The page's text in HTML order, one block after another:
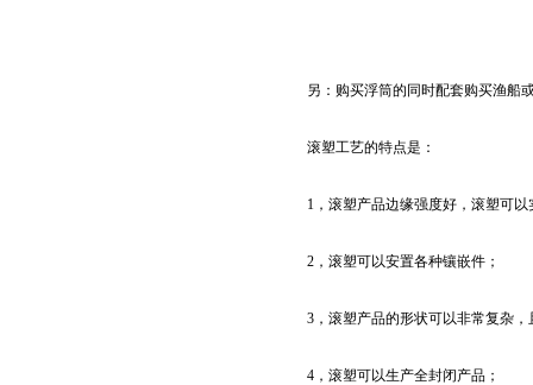
另：购买浮筒的同时配套购买渔船
滚塑工艺的特点是：
1，滚塑产品边缘强度好，滚塑可
2，滚塑可以安置各种镶嵌件；
3，滚塑产品的形状可以非常复杂
4，滚塑可以生产全封闭产品；